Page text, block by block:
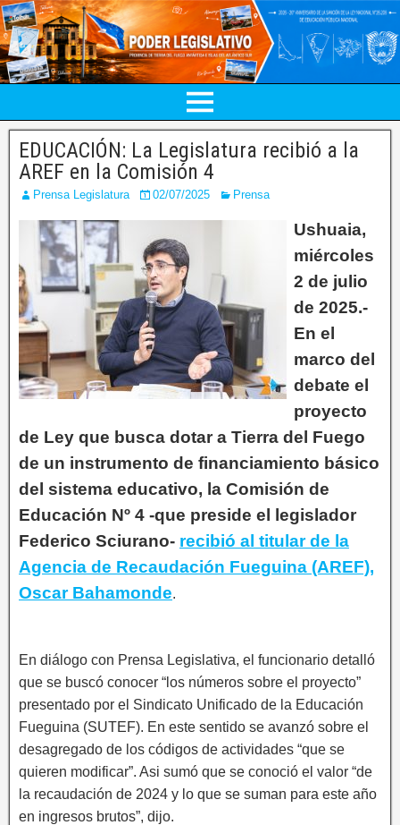
EDUCACIÓN: La Legislatura recibió a la
AREF en la Comisión 4
Prensa Legislatura 02/07/2025 Prensa
Ushuaia,
miércoles
2 de julio
de 2025.-
En el
marco del
debate el
proyecto
de Ley que busca dotar a Tierra del Fuego
de un instrumento de financiamiento básico
del sistema educativo, la Comisión de
Educación Nº 4 -que preside el legislador
Federico Sciurano- recibió al titular de la
Agencia de Recaudación Fueguina (AREF),
Oscar Bahamonde.
En diálogo con Prensa Legislativa, el funcionario detalló
que se buscó conocer “los números sobre el proyecto”
presentado por el Sindicato Unificado de la Educación
Fueguina (SUTEF). En este sentido se avanzó sobre el
desagregado de los códigos de actividades “que se
quieren modificar”. Asi sumó que se conoció el valor “de
la recaudación de 2024 y lo que se suman para este año
en ingresos brutos”, dijo.